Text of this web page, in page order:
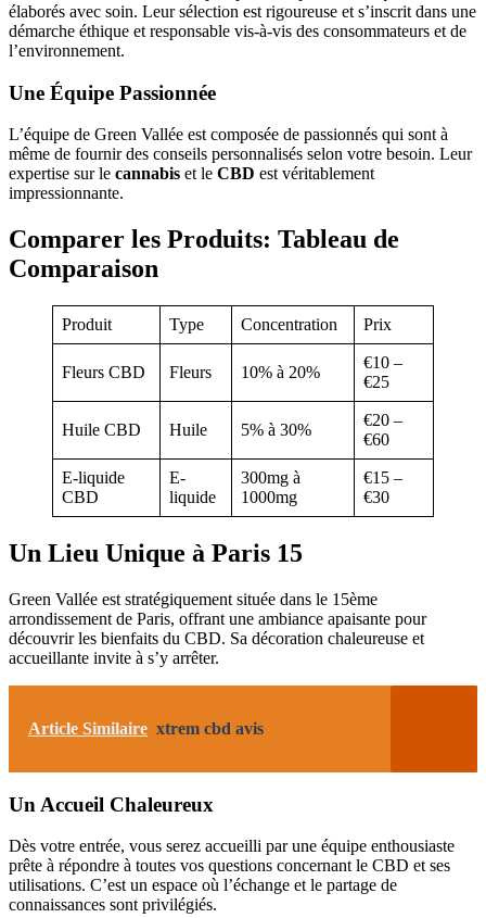
élaborés avec soin. Leur sélection est rigoureuse et s’inscrit dans une
démarche éthique et responsable vis-à-vis des consommateurs et de
l’environnement.
Une Équipe Passionnée
L’équipe de Green Vallée est composée de passionnés qui sont à
même de fournir des conseils personnalisés selon votre besoin. Leur
expertise sur le cannabis et le CBD est véritablement
impressionnante.
Comparer les Produits: Tableau de
Comparaison
Produit Type Concentration Prix
Fleurs CBD Fleurs 10% à 20%
€10 –
€25
Huile CBD Huile 5% à 30%
€20 –
€60
E-liquide
CBD
E-
liquide
300mg à
1000mg
€15 –
€30
Un Lieu Unique à Paris 15
Green Vallée est stratégiquement située dans le 15ème
arrondissement de Paris, offrant une ambiance apaisante pour
découvrir les bienfaits du CBD. Sa décoration chaleureuse et
accueillante invite à s’y arrêter.
Article Similaire xtrem cbd avis
Un Accueil Chaleureux
Dès votre entrée, vous serez accueilli par une équipe enthousiaste
prête à répondre à toutes vos questions concernant le CBD et ses
utilisations. C’est un espace où l’échange et le partage de
connaissances sont privilégiés.